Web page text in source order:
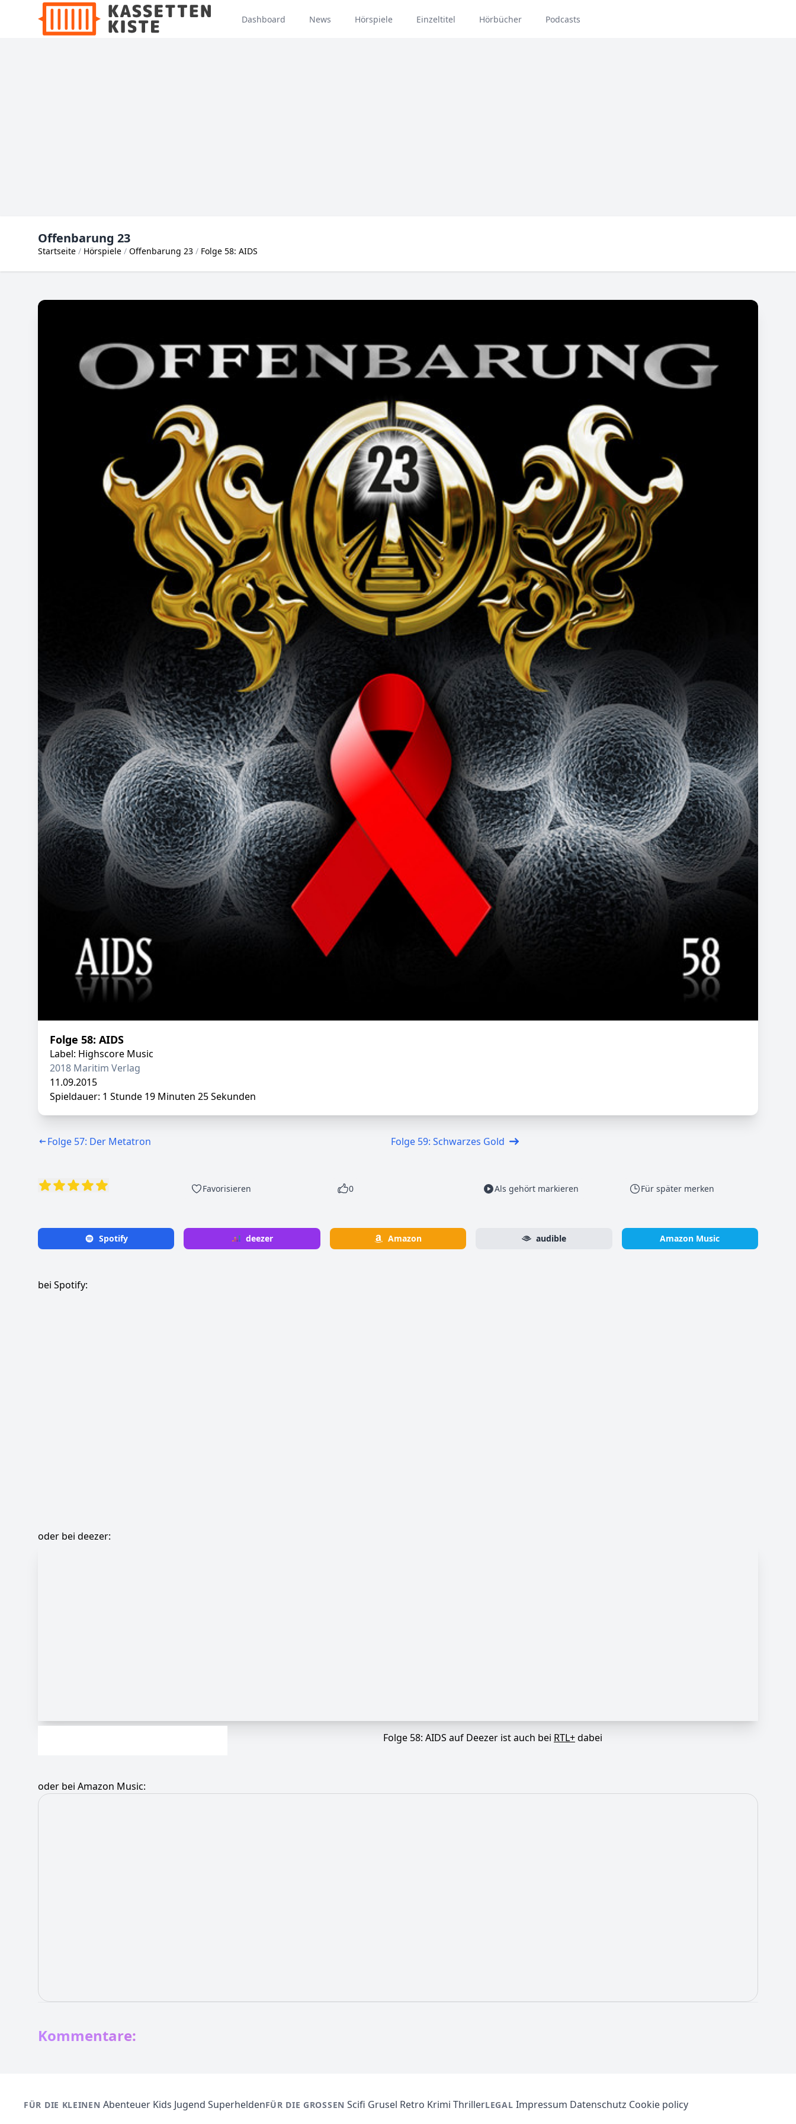
Dashboard News Hörspiele Einzeltitel Hörbücher Podcasts
Offenbarung 23
Startseite Hörspiele Offenbarung 23 Folge 58: AIDS
Folge 58: AIDS
Label: Highscore Music
2018 Maritim Verlag
11.09.2015
Spieldauer: 1 Stunde 19 Minuten 25 Sekunden
Folge 57: Der Metatron Folge 59: Schwarzes Gold
Favorisieren 0 Als gehört markieren Für später merken
Spotify deezer Amazon audible Amazon Music
bei Spotify:
oder bei deezer:
Folge 58: AIDS auf Deezer ist auch bei RTL+dabei
oder bei Amazon Music:
Kommentare:
FÜR DIE KLEINEN Abenteuer Kids Jugend SuperheldenFÜR DIE GROSSEN Scifi Grusel Retro Krimi ThrillerLEGAL Impressum Datenschutz Cookie policy